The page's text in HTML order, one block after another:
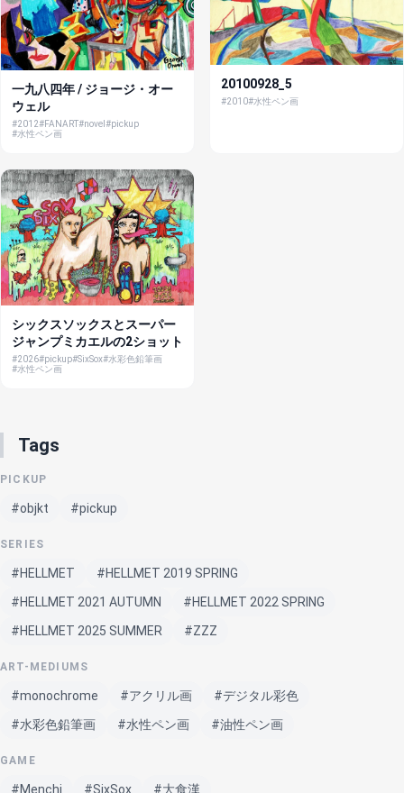
一九八四年 / ジョージ・オー
ウェル
#2012#FANART#novel #pickup
#水性ペン画
20100928_5
#2010#水性ペン画
シックスソックスとスーパー
ジャンプミカエルの2ショット
#2026#pickup#SixSox#水彩色鉛筆画
#水性ペン画
Tags
PICKUP
#objkt #pickup
SERIES
#HELLMET
#HELLMET 2019 SPRING
#HELLMET 2021 AUTUMN
#HELLMET 2022 SPRING
#HELLMET 2025 SUMMER
#ZZZ
ART-MEDIUMS
#monochrome #アクリル画
#デジタル彩色
#水彩色鉛筆画
#水性ペン画 #油性ペン画
GAME
#Menchi #SixSox #大食漢